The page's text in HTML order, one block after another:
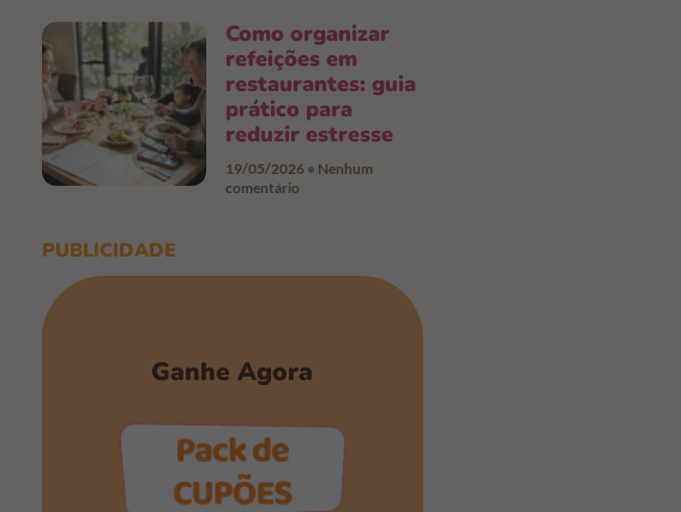
Como organizar
refeições em
restaurantes: guia
prático para
reduzir estresse
19/05/2026
Nenhum
comentário
PUBLICIDADE
Ganhe Agora